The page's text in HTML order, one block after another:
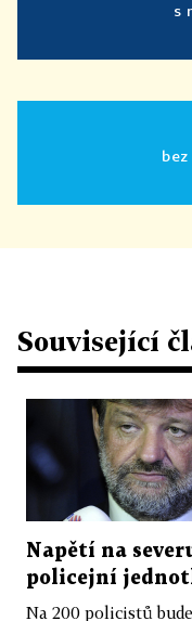
s
Související
Napětí na
policejní
Na 200 policistů